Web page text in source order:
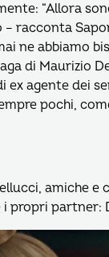
“Allora
– racconta
ne abbiamo
di Maurizio
ex agente dei
pochi,
amiche e
propri partner: